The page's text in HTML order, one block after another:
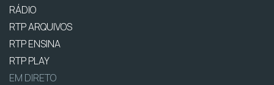
RÁDIO
RTP ARQUIVOS
RTP ENSINA
RTP PLAY
EM DIRETO